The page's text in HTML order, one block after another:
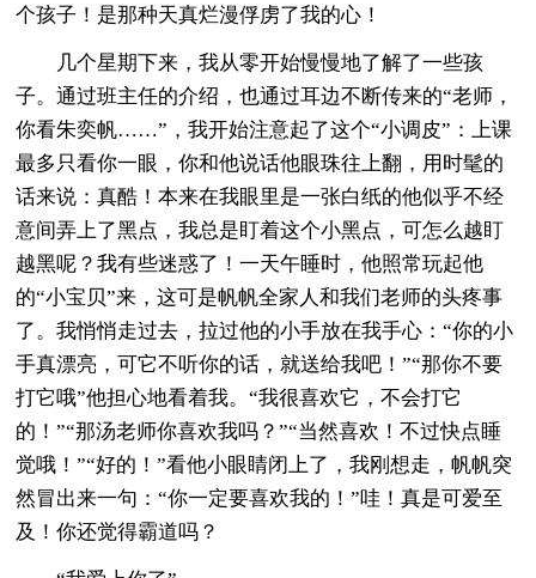
个孩子！是那种天真烂漫俘虏了我的心！
几个星期下来，我从零开始慢慢地了解了一些孩
子。通过班主任的介绍，也通过耳边不断传来的“老师，
你看朱奕帆……”，我开始注意起了这个“小调皮”：上课
最多只看你一眼，你和他说话他眼珠往上翻，用时髦的
话来说：真酷！本来在我眼里是一张白纸的他似乎不经
意间弄上了黑点，我总是盯着这个小黑点，可怎么越盯
越黑呢？我有些迷惑了！一天午睡时，他照常玩起他
的“小宝贝”来，这可是帆帆全家人和我们老师的头疼事
了。我悄悄走过去，拉过他的小手放在我手心：“你的小
手真漂亮，可它不听你的话，就送给我吧！”“那你不要
打它哦”他担心地看着我。“我很喜欢它，不会打它
的！”“那汤老师你喜欢我吗？”“当然喜欢！不过快点睡
觉哦！”“好的！”看他小眼睛闭上了，我刚想走，帆帆突
然冒出来一句：“你一定要喜欢我的！”哇！真是可爱至
及！你还觉得霸道吗？